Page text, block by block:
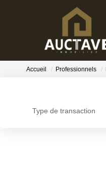
Accueil Professionnels
Type de transaction